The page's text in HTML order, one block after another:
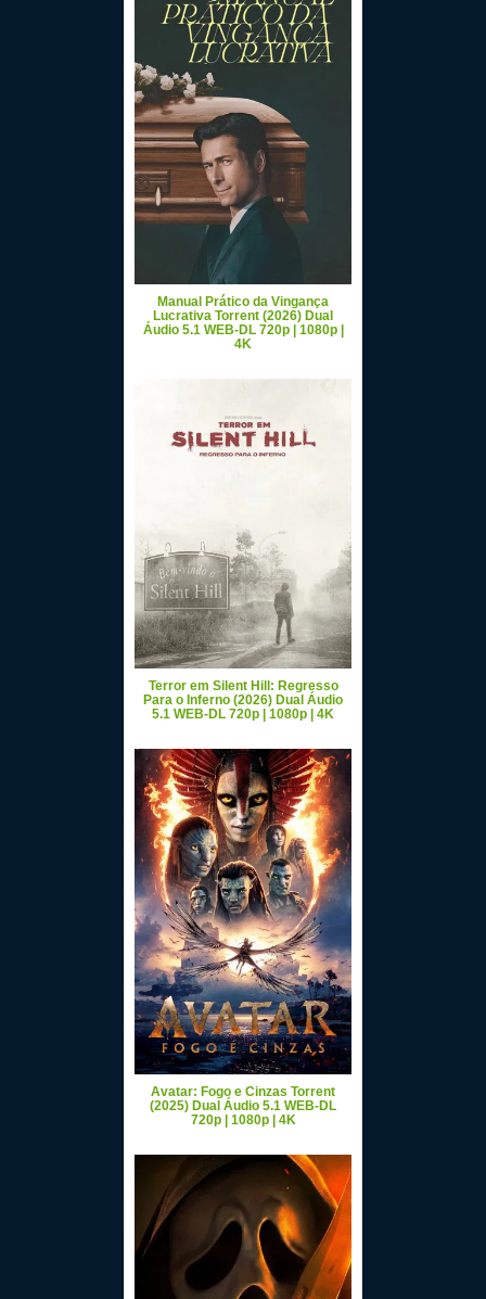
Manual Prático da Vingança
Lucrativa Torrent (2026) Dual
Áudio 5.1 WEB-DL 720p | 1080p |
4K
Terror em Silent Hill: Regresso
Para o Inferno (2026) Dual Áudio
5.1 WEB-DL 720p | 1080p | 4K
Avatar: Fogo e Cinzas Torrent
(2025) Dual Áudio 5.1 WEB-DL
720p | 1080p | 4K